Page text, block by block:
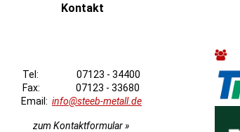
Kontakt
Tel: 07123 - 34400
Fax: 07123 - 33680
Email: info@steeb-metall.de
zum Kontaktformular »